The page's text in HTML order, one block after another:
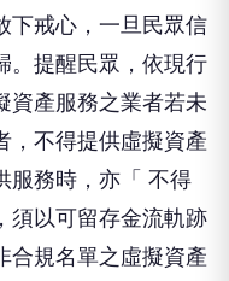
下戒心，一旦民眾信
。提醒民眾，依現行
資產服務之業者若未
，不得提供虛擬資產
服務時，亦「 不得
須以可留存金流軌跡
合規名單之虛擬資產